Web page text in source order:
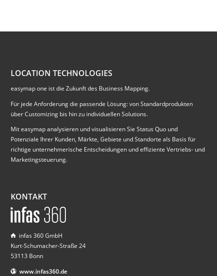
LOCATION TECHNOLOGIES
easymap one ist die Zukunft des Business Mapping.
Für jede Anforderung die passende Lösung: von Standardprodukten
über Customizing bis hin zu individuellen Solutions.
Mit easymap analysieren und visualisieren Sie Status Quo und
Potenziale Ihrer Kunden, Märkte, Gebiete und Standorte als Basis für
richtige unternehmerische Entscheidungen und effiziente Vertriebs- und
Marketingsteuerung.
KONTAKT
infas 360 GmbH
Kurt-Schumacher-Straße 24
53113 Bonn
www.infas360.de